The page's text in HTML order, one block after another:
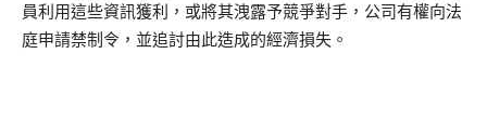
員利用這些資訊獲利，或將其洩露予競爭對手，公司有權向法
庭申請禁制令，並追討由此造成的經濟損失。